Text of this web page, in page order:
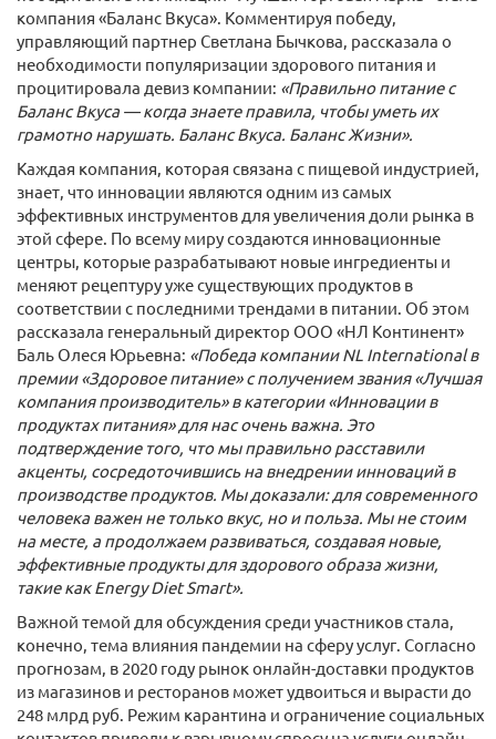
компания «Баланс Вкуса». Комментируя победу,
управляющий партнер Светлана Бычкова, рассказала о
необходимости популяризации здорового питания и
процитировала девиз компании: «Правильно питание с
Баланс Вкуса — когда знаете правила, чтобы уметь их
грамотно нарушать. Баланс Вкуса. Баланс Жизни».
Каждая компания, которая связана с пищевой индустрией,
знает, что инновации являются одним из самых
эффективных инструментов для увеличения доли рынка в
этой сфере. По всему миру создаются инновационные
центры, которые разрабатывают новые ингредиенты и
меняют рецептуру уже существующих продуктов в
соответствии с последними трендами в питании. Об этом
рассказала генеральный директор ООО «НЛ Континент»
Баль Олеся Юрьевна: «Победа компании NL International в
премии «Здоровое питание» с получением звания «Лучшая
компания производитель» в категории «Инновации в
продуктах питания» для нас очень важна. Это
подтверждение того, что мы правильно расставили
акценты, сосредоточившись на внедрении инноваций в
производстве продуктов. Мы доказали: для современного
человека важен не только вкус, но и польза. Мы не стоим
на месте, а продолжаем развиваться, создавая новые,
эффективные продукты для здорового образа жизни,
такие как Energy Diet Smart».
Важной темой для обсуждения среди участников стала,
конечно, тема влияния пандемии на сферу услуг. Согласно
прогнозам, в 2020 году рынок онлайн-доставки продуктов
из магазинов и ресторанов может удвоиться и вырасти до
248 млрд руб. Режим карантина и ограничение социальных